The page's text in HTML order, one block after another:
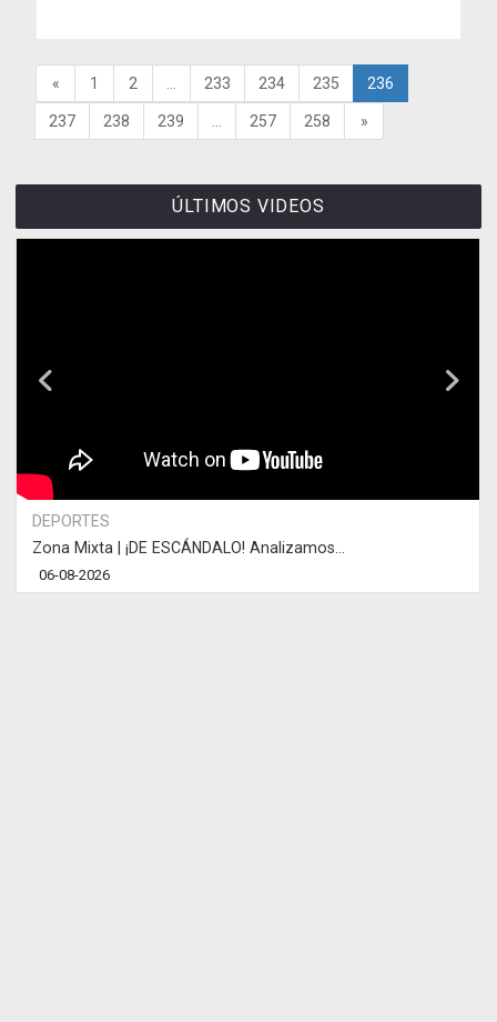
« 1 2 233 234 235 236
237 238 239 257 258 »
ÚLTIMOS VIDEOS
DEPORTES
Zona Mixta | ¡DE ESCÁNDALO! Analizamos...
06-08-2026